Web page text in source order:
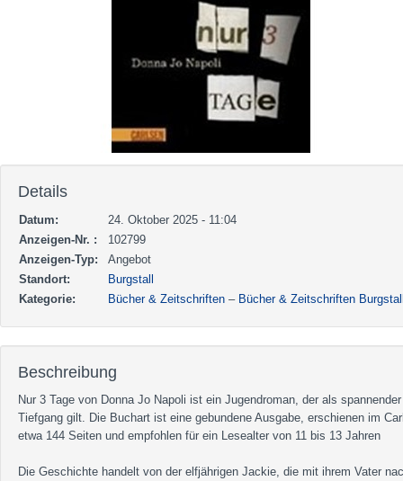
Details
Datum:
24. Oktober 2025 - 11:04
Anzeigen-Nr. :
102799
Anzeigen-Typ:
Angebot
Standort:
Burgstall
Kategorie:
Bücher & Zeitschriften – Bücher & Zeitschriften
Beschreibung
Nur 3 Tage von Donna Jo Napoli ist ein Jugendroman, der als
Tiefgang gilt. Die Buchart ist eine gebundene Ausgabe, erschienen im
etwa 144 Seiten und empfohlen für ein Lesealter von 11 bis 13 Jahren
Die Geschichte handelt von der elfjährigen Jackie, die mit ihrem Vater